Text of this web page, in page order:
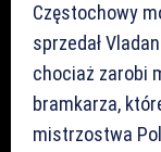
Częstochowy
sprzedał
chociaż zarobi
bramkarza,
mistrzostwa